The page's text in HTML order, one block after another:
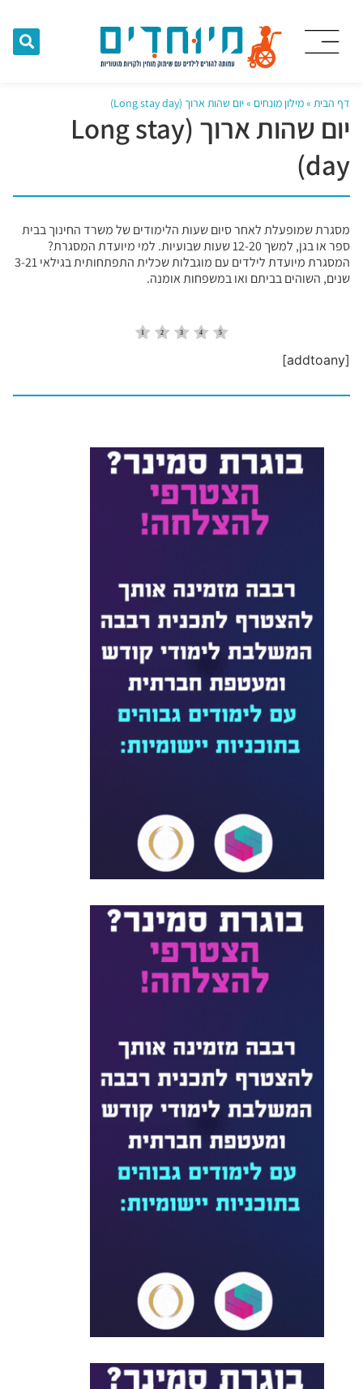
דף הבית »מילון מונחים »יום שהות ארוך (Long stay day)
יום שהות ארוך (Long stay
day)
מסגרת שמופעלת לאחר סיום שעות הלימודים של משרד החינוך בבית
ספר או בגן, למשך 12-20 שעות שבועיות. למי מיועדת המסגרת?
המסגרת מיועדת לילדים עם מוגבלות שכלית התפתחותית בגילאי 3-21
שנים, השוהים בביתם ואו במשפחות אומנה.
[addtoany]